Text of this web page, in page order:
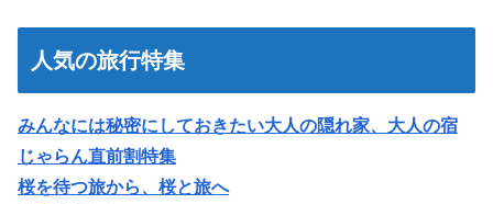
人気の旅行特集
みんなには秘密にしておきたい大人の隠れ家、大人の宿
じゃらん直前割特集
桜を待つ旅から、桜と旅へ